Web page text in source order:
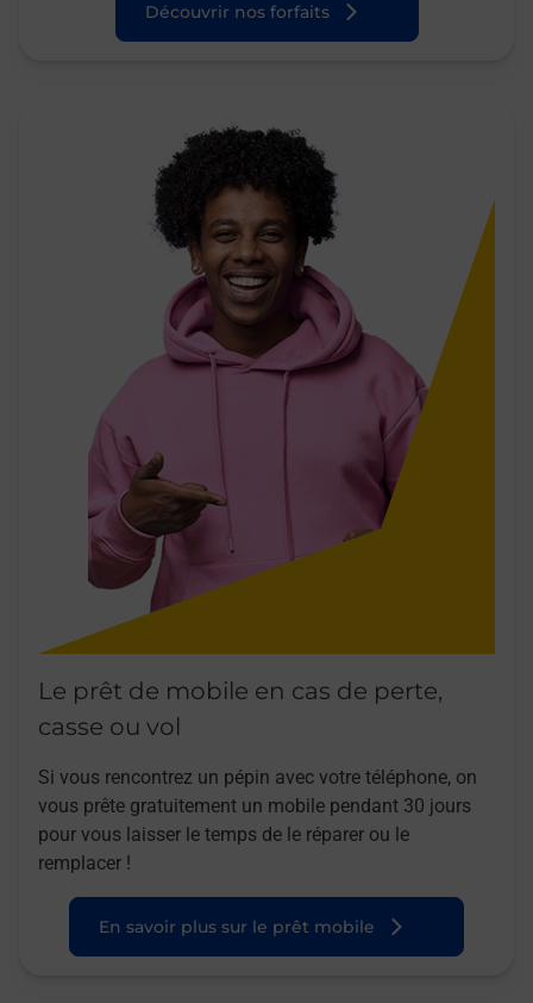
Découvrir nos forfaits
Le prêt de mobile en cas de perte,
casse ou vol
Si vous rencontrez un pépin avec votre téléphone, on
vous prête gratuitement un mobile pendant 30 jours
pour vous laisser le temps de le réparer ou le
remplacer !
En savoir plus sur le prêt mobile